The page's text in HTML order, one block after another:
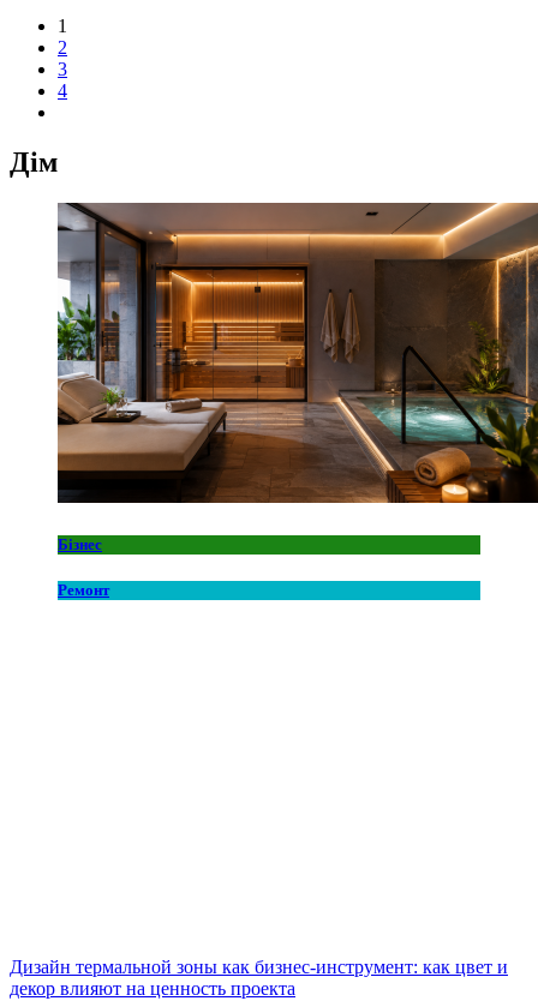
1
2
3
4
Дім
Бізнес
Ремонт
Дизайн термальной зоны как бизнес-инструмент: как цвет и
декор влияют на ценность проекта